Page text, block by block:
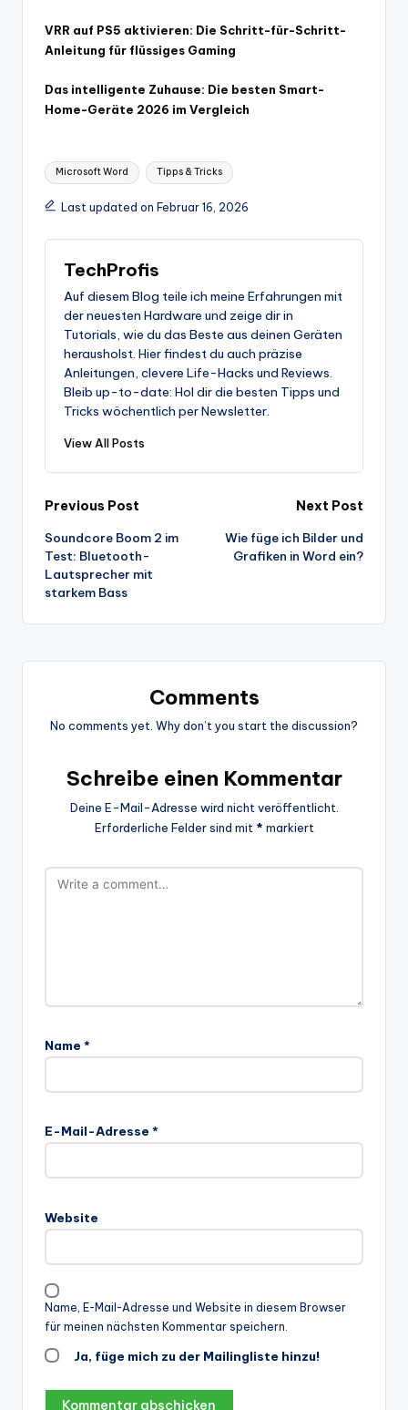
VRR auf PS5 aktivieren: Die Schritt-für-Schritt-
Anleitung für flüssiges Gaming
Das intelligente Zuhause: Die besten Smart-
Home-Geräte 2026 im Vergleich
Tags:
Microsoft Word Tipps & Tricks
Last updated on Februar 16, 2026
TechProfis
Auf diesem Blog teile ich meine Erfahrungen mit
der neuesten Hardware und zeige dir in
Tutorials, wie du das Beste aus deinen Geräten
herausholst. Hier findest du auch präzise
Anleitungen, clevere Life-Hacks und Reviews.
Bleib up-to-date: Hol dir die besten Tipps und
Tricks wöchentlich per Newsletter.
View All Posts
Post
navigation
Previous Post
Soundcore Boom 2 im
Test: Bluetooth-
Lautsprecher mit
starkem Bass
Next Post
Wie füge ich Bilder und
Grafiken in Word ein?
Comments
No comments yet. Why don’t you start the discussion?
Schreibe einen Kommentar
Deine E-Mail-Adresse wird nicht veröffentlicht.
Erforderliche Felder sind mit * markiert
Name *
E-Mail-Adresse *
Website
Name, E-Mail-Adresse und Website in diesem Browser
für meinen nächsten Kommentar speichern.
Ja, füge mich zu der Mailingliste hinzu!